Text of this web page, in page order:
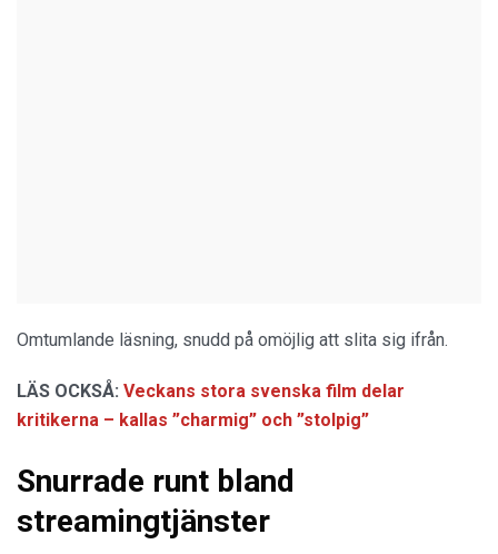
Omtumlande läsning, snudd på omöjlig att slita sig ifrån.
LÄS OCKSÅ: Veckans stora svenska film delar
kritikerna – kallas ”charmig” och ”stolpig”
Snurrade runt bland
streamingtjänster